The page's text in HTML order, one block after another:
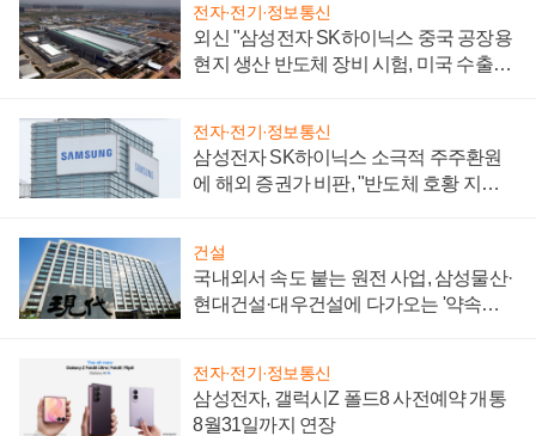
전자·전기·정보통신
외신 "삼성전자 SK하이닉스 중국 공장용
현지 생산 반도체 장비 시험, 미국 수출통
전자·전기·정보통신
삼성전자 SK하이닉스 소극적 주주환원
에 해외 증권가 비판, "반도체 호황 지속
건설
국내외서 속도 붙는 원전 사업, 삼성물산·
현대건설·대우건설에 다가오는 '약속의
전자·전기·정보통신
삼성전자, 갤럭시Z 폴드8 사전예약 개통
8월31일까지 연장